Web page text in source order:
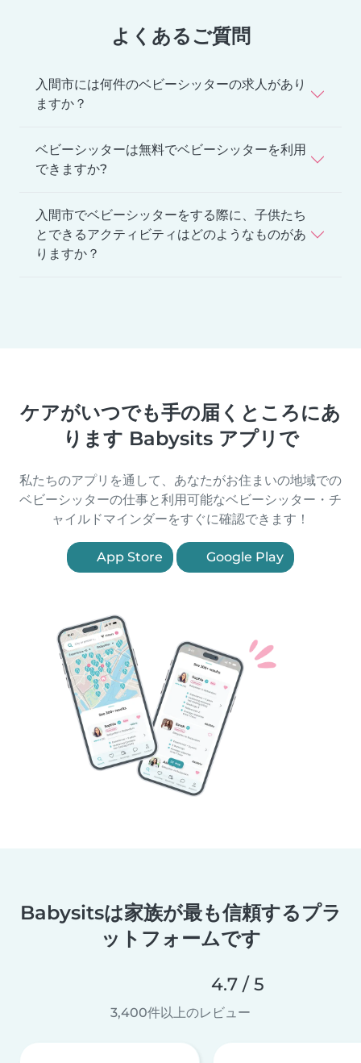
よくあるご質問
入間市には何件のベビーシッターの求人があり
ますか？
ベビーシッターは無料でベビーシッターを利用
できますか?
入間市でベビーシッターをする際に、子供たち
とできるアクティビティはどのようなものがあ
りますか？
ケアがいつでも手の届くところにあ
ります Babysits アプリで
私たちのアプリを通して、あなたがお住まいの地域での
ベビーシッターの仕事と利用可能なベビーシッター・チ
ャイルドマインダーをすぐに確認できます！
App Store Google Play
Babysitsは家族が最も信頼するプラ
ットフォームです
4.7 / 5
3,400件以上のレビュー